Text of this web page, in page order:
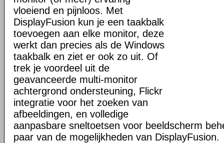
vloeiend en pijnloos. Met
DisplayFusion kun je een taakbalk
toevoegen aan elke monitor, deze
werkt dan precies als de Windows
taakbalk en ziet er ook zo uit. Of
trek je voordeel uit de
geavanceerde multi-monitor
achtergrond ondersteuning, Flickr
integratie voor het zoeken van
afbeeldingen, en volledige
aanpasbare sneltoetsen voor beeldscherm
paar van de mogelijkheden van DisplayFusion.